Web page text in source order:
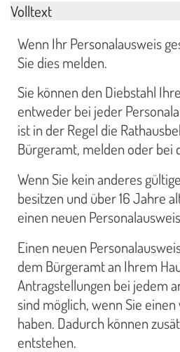
Volltext
Wenn Ihr Personalausweis
Sie dies melden.
Sie können den Diebstahl
entweder bei jeder
ist in der Regel die
Bürgeramt, melden oder bei
Wenn Sie kein anderes
besitzen und über 16 Jahre
einen neuen
Einen neuen
dem Bürgeramt an Ihrem
Antragstellungen bei jedem
sind möglich, wenn Sie
haben. Dadurch können
entstehen.